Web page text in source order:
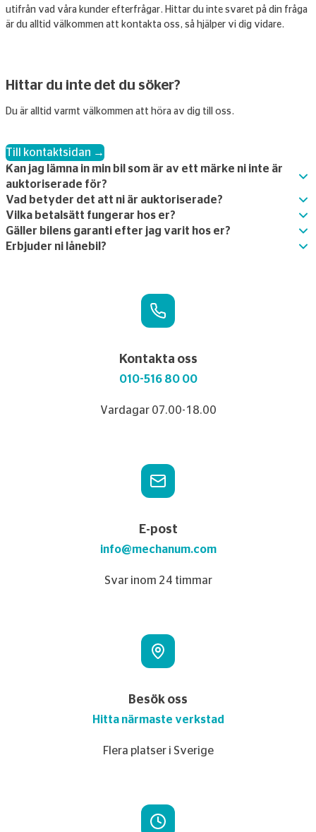
utifrån vad våra kunder efterfrågar. Hittar du inte svaret på din fråga
är du alltid välkommen att kontakta oss, så hjälper vi dig vidare.
Hittar du inte det du söker?
Du är alltid varmt välkommen att höra av dig till oss.
Till kontaktsidan →
Kan jag lämna in min bil som är av ett märke ni inte är
auktoriserade för?
Vad betyder det att ni är auktoriserade?
Vilka betalsätt fungerar hos er?
Gäller bilens garanti efter jag varit hos er?
Erbjuder ni lånebil?
Kontakta oss
010-516 80 00
Vardagar 07.00-18.00
E-post
info@mechanum.com
Svar inom 24 timmar
Besök oss
Hitta närmaste verkstad
Flera platser i Sverige